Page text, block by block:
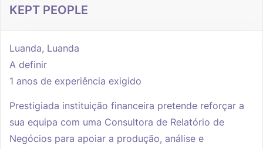
KEPT PEOPLE
Luanda, Luanda
A definir
1 anos de experiência exigido
Prestigiada instituição financeira pretende reforçar a
sua equipa com uma Consultora de Relatório de
Negócios para apoiar a produção, análise e